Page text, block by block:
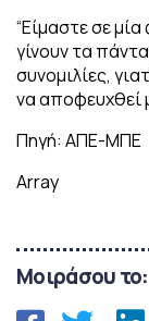
“Είμαστε σε
γίνουν τα
συνομιλίες,
να αποφευχθεί
Πηγή: ΑΠΕ-ΜΠΕ
Array
Μοιράσου το: